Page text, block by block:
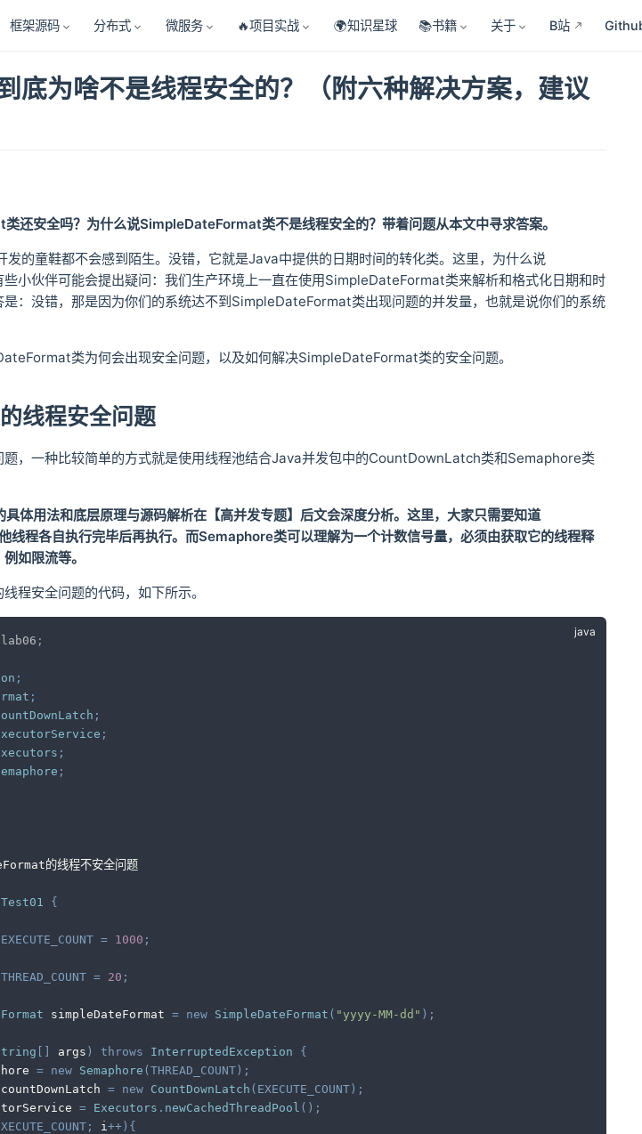
框架源码 分布式 微服务 🔥项目实战 🌍知识星球 📚书籍 关于 B站
为啥不是线程安全的？（附六种解决方案，建议
还安全吗？为什么说SimpleDateFormat类不是线程安全的？带着问题从本文中寻求答案。
的童鞋都不会感到陌生。没错，它就是Java中提供的日期时间的转化类。这里，为什么说
小伙伴可能会提出疑问：我们生产环境上一直在使用SimpleDateFormat类来解析和格式化日期和时
：没错，那是因为你们的系统达不到SimpleDateFormat类出现问题的并发量，也就是说你们的系统
类为何会出现安全问题，以及如何解决SimpleDateFormat类的安全问题。
线程安全问题
，一种比较简单的方式就是使用线程池结合Java并发包中的CountDownLatch类和Semaphore类
用法和底层原理与源码解析在【高并发专题】后文会深度分析。这里，大家只需要知道
程各自执行完毕后再执行。而Semaphore类可以理解为一个计数信号量，必须由获取它的线程释
如限流等。
程安全问题的代码，如下所示。
lab06 ;
;
;
;
;
;
;
的线程不安全问题
{
EXECUTE_COUNT = 1000 ;
THREAD_COUNT = 20 ;
simpleDateFormat = new SimpleDateFormat ( "yyyy-MM-dd" ) ;
args ) throws InterruptedException
{
= new Semaphore ( THREAD_COUNT ) ;
countDownLatch = new CountDownLatch ( EXECUTE_COUNT ) ;
= Executors . newCachedThreadPool ( ) ;
; i ++ ) {